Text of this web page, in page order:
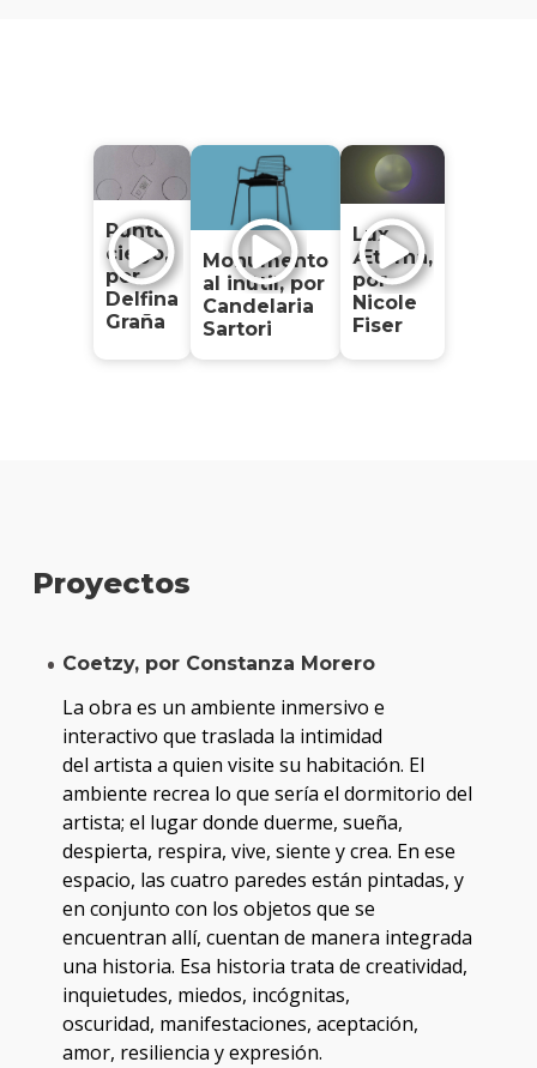
Punto
ciego,
por
Delfina
Graña
Monumento
al inútil, por
Candelaria
Sartori
Lux
Æterna,
por
Nicole
Fiser
Proyectos
Coetzy, por Constanza Morero
La obra es un ambiente inmersivo e
interactivo que traslada la intimidad
del artista a quien visite su habitación. El
ambiente recrea lo que sería el dormitorio del
artista; el lugar donde duerme, sueña,
despierta, respira, vive, siente y crea. En ese
espacio, las cuatro paredes están pintadas, y
en conjunto con los objetos que se
encuentran allí, cuentan de manera integrada
una historia. Esa historia trata de creatividad,
inquietudes, miedos, incógnitas,
oscuridad, manifestaciones, aceptación,
amor, resiliencia y expresión.